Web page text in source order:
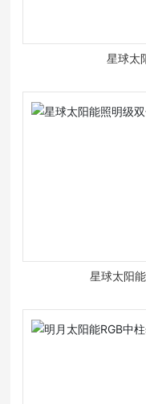
星球太
星球太阳